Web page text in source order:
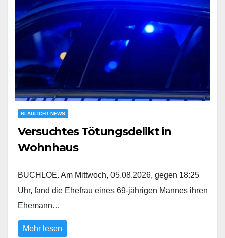
BLAULICHT NEWS
Versuchtes Tötungsdelikt in
Wohnhaus
BUCHLOE. Am Mittwoch, 05.08.2026, gegen 18:25
Uhr, fand die Ehefrau eines 69-jährigen Mannes ihren
Ehemann…
Mehr lesen